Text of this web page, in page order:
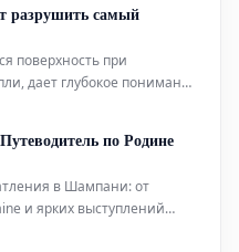
разрушить самый
поверхность при
дает глубокое понимание
по Родине
в Шампани: от
и ярких выступлений
на речных судах.